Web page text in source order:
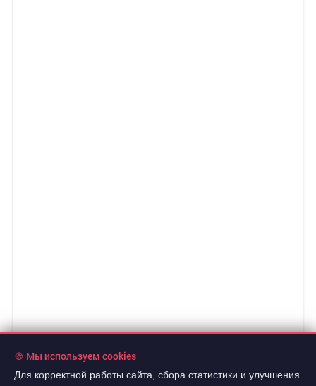
🍪 Мы используем cookies
Для корректной работы сайта, сбора статистики и улучшения